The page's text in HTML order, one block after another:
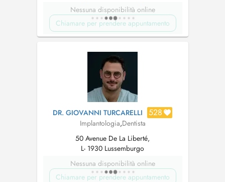
Nessuna disponibilità online
Chiamare per prendere appuntamento
DR. GIOVANNI TURCARELLI 528
Implantologia,Dentista
50 Avenue De La Liberté,
L- 1930 Lussemburgo
Nessuna disponibilità online
Chiamare per prendere appuntamento